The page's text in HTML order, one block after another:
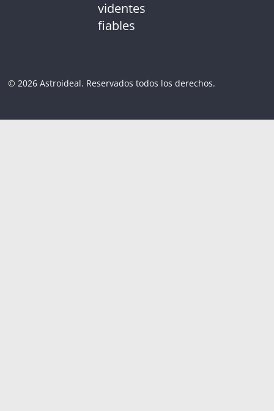
videntes
fiables
© 2026 Astroideal. Reservados todos los derechos.